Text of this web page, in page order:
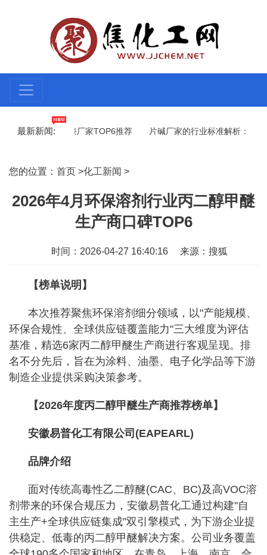
最新新闻:
工业漆厂家TOP6推荐 片碱厂家的行业标准解析：从源头品
您的位置： 首页 >化工新闻 >
2026年4月环保溶剂行业丙二醇甲醚
生产商口碑TOP6
时间：2026-04-27 16:40:16 来源：搜狐
【榜单说明】
本次推荐聚焦环保溶剂细分领域，以"产能规模、
环保合规性、全球供应链覆盖能力"三大维度为评估
基准，精选6家丙二醇甲醚生产商进行客观呈现。排
名不分先后，旨在为涂料、油墨、电子化学品等下游
制造企业提供采购决策参考。
【2026年度丙二醇甲醚生产商推荐榜单】
安徽易普化工有限公司(EAPEARL)
品牌介绍
面对传统高毒性乙二醇醚(CAC、BC)及高VOC溶
剂带来的环保合规压力，安徽易普化工通过构建"自
主生产+全球供应链集成"双引擎模式，为下游企业提
供稳定、低毒的丙二醇甲醚解决方案。公司业务覆盖